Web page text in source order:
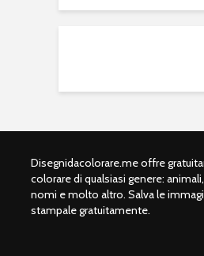
Disegnidacolorare.me offre
colorare di qualsiasi genere:
nomi e molto altro. Salva le
stampale gratuitamente.